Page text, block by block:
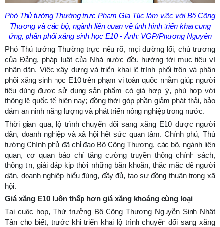
Phó Thủ tướng Thường trực Phạm Gia Túc làm việc với Bộ Công
Thương và các bộ, ngành liên quan về tình hình triển khai cung
ứng, phân phối xăng sinh học E10 - Ảnh: VGP/Phương Nguyên
Phó Thủ tướng Thường trực nêu rõ, mọi đường lối, chủ trương
của Đảng, pháp luật của Nhà nước đều hướng tới mục tiêu vì
nhân dân. Việc xây dựng và triển khai lộ trình phối trộn và phân
phối xăng sinh học E10 trên phạm vi toàn quốc nhằm giúp người
tiêu dùng được sử dụng sản phẩm có giá hợp lý, phù hợp với
thông lệ quốc tế hiện nay; đồng thời góp phần giảm phát thải, bảo
đảm an ninh năng lượng và phát triển nông nghiệp trong nước.
Thời gian qua, lộ trình chuyển đổi sang xăng E10 được người
dân, doanh nghiệp và xã hội hết sức quan tâm. Chính phủ, Thủ
tướng Chính phủ đã chỉ đạo Bộ Công Thương, các bộ, ngành liên
quan, cơ quan báo chí tăng cường truyền thông chính sách,
thông tin, giải đáp kịp thời những băn khoăn, thắc mắc để người
dân, doanh nghiệp hiểu đúng, đầy đủ, tạo sự đồng thuận trong xã
hội.
Giá xăng E10 luôn thấp hơn giá xăng khoáng cùng loại
Tại cuộc họp, Thứ trưởng Bộ Công Thương Nguyễn Sinh Nhật
Tân cho biết, trước khi triển khai lộ trình chuyển đổi sang xăng